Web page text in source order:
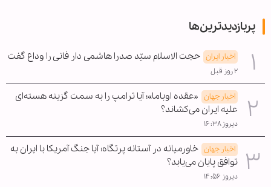
پربازدیدترین‌ها
اخبار ایران حجت الاسلام سیّد صدرا هاشمی دار فانی را وداع گفت
۲ روز قبل
اخبار جهان «عقده اوباما»؛ آیا ترامپ را به سمت گزینه هسته‌ای
علیه ایران می‌کشاند؟
دیروز ۱۶:۳۸
اخبار جهان خاورمیانه در آستانه پرتگاه؛ آیا جنگ آمریکا با ایران به
توافق پایان می‌یابد؟
دیروز ۱۴:۵۶